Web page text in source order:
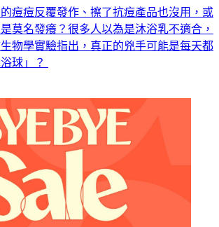
痘痘反覆發作、擦了抗痘產品也沒用，或
莫名發癢？很多人以為是沐浴乳不適合，
物學實驗指出，真正的兇手可能是每天都
球」？